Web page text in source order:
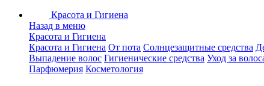
Красота и Гигиена
Назад в меню
Красота и Гигиена
Красота и Гигиена От пота Солнцезащитные средства
Выпадение волос Гигиенические средства Уход за
Парфюмерия Косметология